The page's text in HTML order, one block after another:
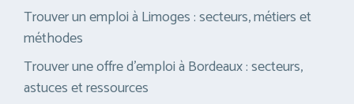
Trouver un emploi à Limoges : secteurs, métiers et
méthodes
Trouver une offre d’emploi à Bordeaux : secteurs,
astuces et ressources